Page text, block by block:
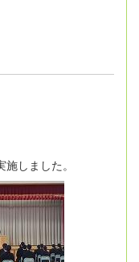
しました。